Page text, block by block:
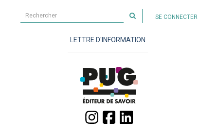
sur
site
SE CONNECTER
LETTRE D'INFORMATION